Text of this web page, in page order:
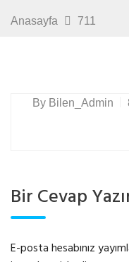
Anasayfa 711
By Bilen_Admin
Bir Cevap
E-posta hesabınız